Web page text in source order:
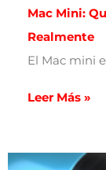
Mac Mini:
Realmente
El Mac mini
Leer Más »